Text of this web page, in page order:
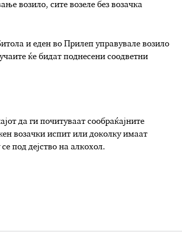
возило, сите возеле без возачка
и еден во Прилеп управувале возило
ќе бидат поднесени соодветни
да ги почитуваат сообраќајните
возачки испит или доколку имаат
под дејство на алкохол.